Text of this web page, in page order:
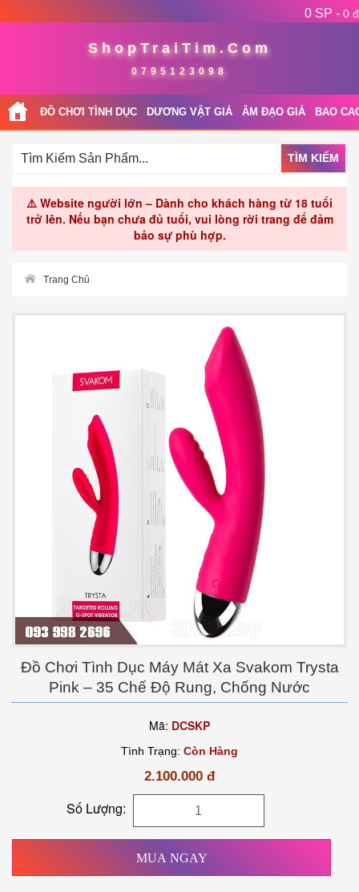
0 SP - 0 đ
ShopTraiTim.Com
0795123098
ĐỒ CHƠI TÌNH DỤC DƯƠNG VẬT GIẢ ÂM ĐẠO GIẢ BAO
TÌM KIẾM
⚠️ Website người lớn – Dành cho khách hàng từ 18 tuổi
trở lên. Nếu bạn chưa đủ tuổi, vui lòng rời trang để đảm
bảo sự phù hợp.
Trang Chủ
Đồ Chơi Tình Dục Máy Mát Xa Svakom Trysta
Pink – 35 Chế Độ Rung, Chống Nước
Mã: DCSKP
Tình Trạng: Còn Hàng
2.100.000 đ
Số Lượng:
MUA NGAY